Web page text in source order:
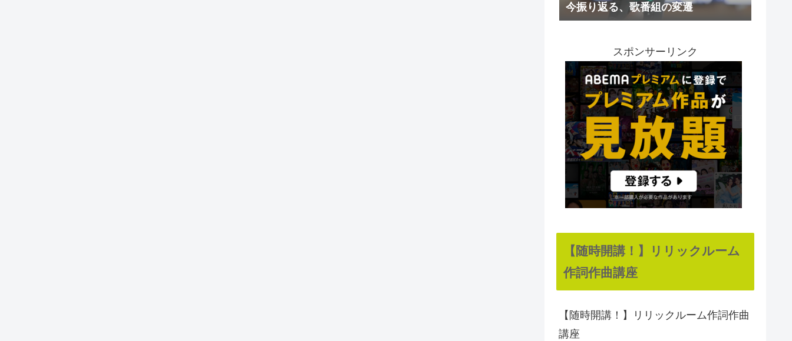
今振り返る、歌番組の変遷
スポンサーリンク
【随時開講！】リリックルーム
作詞作曲講座
【随時開講！】リリックルーム作詞作曲
講座